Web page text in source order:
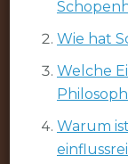
Wie hat
Welche
Warum